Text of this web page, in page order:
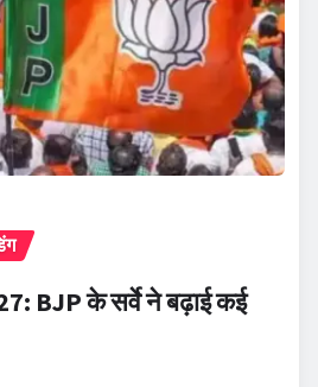
BJP के सर्वे ने बढ़ाई कई